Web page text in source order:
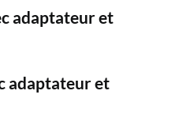
adaptateur et
adaptateur et